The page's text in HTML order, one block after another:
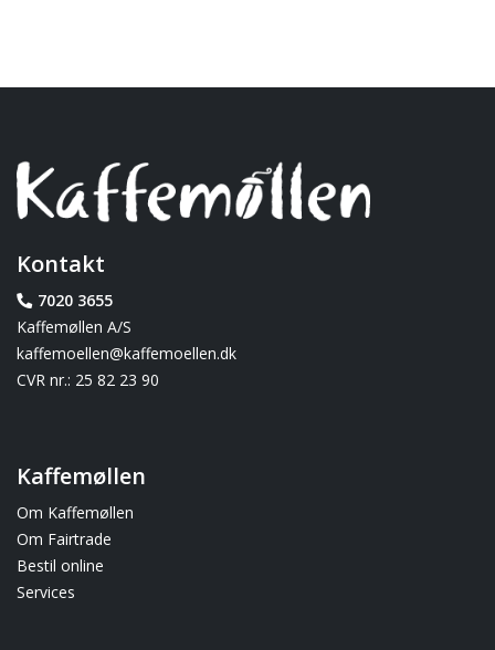
Kontakt
7020 3655
Kaffemøllen A/S
kaffemoellen@kaffemoellen.dk
CVR nr.: 25 82 23 90
Kaffemøllen
Om Kaffemøllen
Om Fairtrade
Bestil online
Services